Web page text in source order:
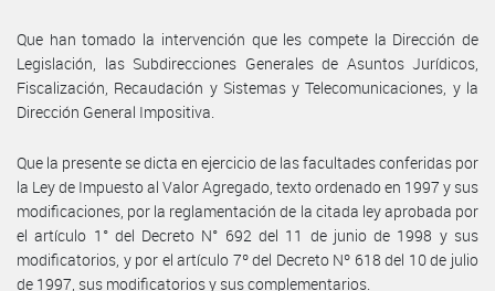
Que han tomado la intervención que les compete la Dirección de
Legislación, las Subdirecciones Generales de Asuntos Jurídicos,
Fiscalización, Recaudación y Sistemas y Telecomunicaciones, y la
Dirección General Impositiva.
Que la presente se dicta en ejercicio de las facultades conferidas por
la Ley de Impuesto al Valor Agregado, texto ordenado en 1997 y sus
modificaciones, por la reglamentación de la citada ley aprobada por
el artículo 1° del Decreto N° 692 del 11 de junio de 1998 y sus
modificatorios, y por el artículo 7º del Decreto Nº 618 del 10 de julio
de 1997, sus modificatorios y sus complementarios.